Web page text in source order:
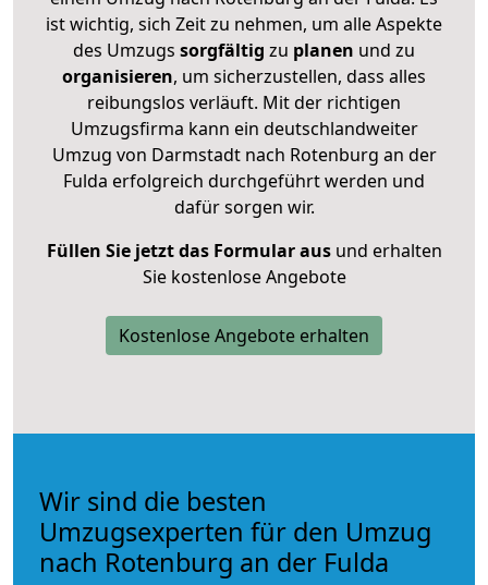
ist wichtig, sich Zeit zu nehmen, um alle Aspekte
des Umzugs sorgfältig zu planen und zu
organisieren, um sicherzustellen, dass alles
reibungslos verläuft. Mit der richtigen
Umzugsfirma kann ein deutschlandweiter
Umzug von Darmstadt nach Rotenburg an der
Fulda erfolgreich durchgeführt werden und
dafür sorgen wir.
Füllen Sie jetzt das Formular ausund erhalten
Sie kostenlose Angebote
Kostenlose Angebote erhalten
Wir sind die besten
Umzugsexperten für den Umzug
nach Rotenburg an der Fulda